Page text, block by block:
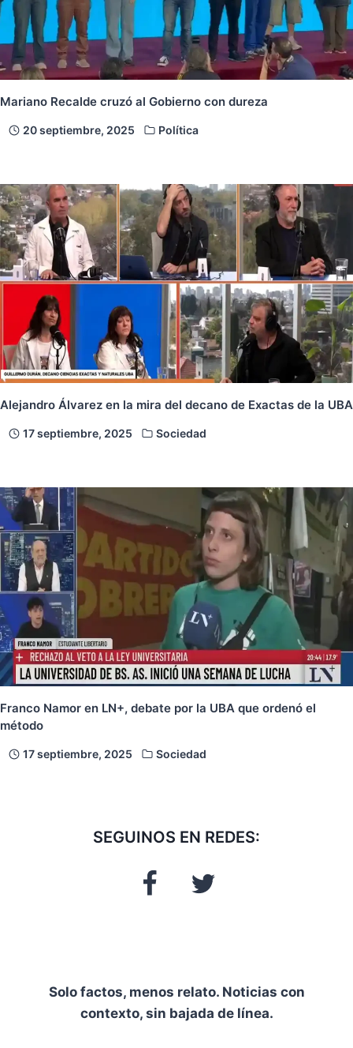
Mariano Recalde cruzó al Gobierno con dureza
20 septiembre, 2025 Política
Alejandro Álvarez en la mira del decano de Exactas de la UBA
17 septiembre, 2025 Sociedad
Franco Namor en LN+, debate por la UBA que ordenó el
método
17 septiembre, 2025 Sociedad
SEGUINOS EN REDES:
Solo factos, menos relato. Noticias con
contexto, sin bajada de línea.